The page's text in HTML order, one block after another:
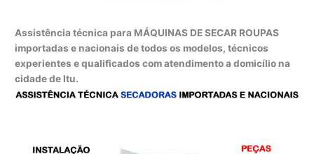
Assistência técnica para MÁQUINAS DE SECAR ROUPAS
importadas e nacionais de todos os modelos, técnicos
experientes e qualificados com atendimento a domicílio na
cidade de Itu.